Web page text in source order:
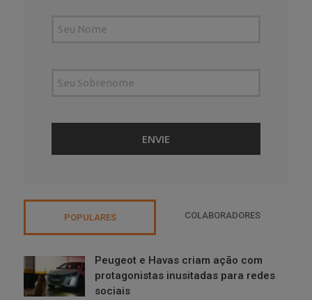
POPULARES COLABORADORES
Peugeot e Havas criam ação com
protagonistas inusitadas para redes
sociais